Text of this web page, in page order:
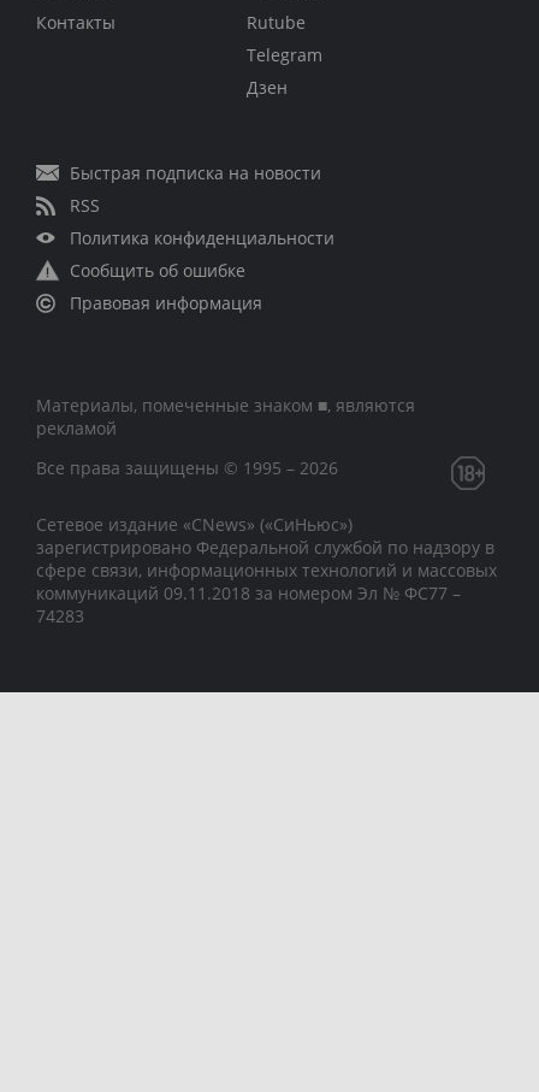
Контакты
Rutube
Telegram
Дзен
Быстрая подписка на новости
RSS
Политика конфиденциальности
Сообщить об ошибке
Правовая информация
Материалы, помеченные знаком ■, являются
рекламой
Все права защищены © 1995 – 2026
Сетевое издание «CNews» («СиНьюс»)
зарегистрировано Федеральной службой по надзору в
сфере связи, информационных технологий и массовых
коммуникаций 09.11.2018 за номером Эл № ФС77 –
74283